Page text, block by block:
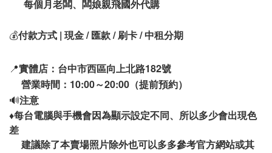
每個月老闆、闆娘親飛國外代購
💰付款方式 | 現金 / 匯款 / 刷卡 / 中租分期
📍實體店：台中市西區向上北路182號
營業時間：10:00～20:00（提前預約）
🔊注意
♦️每台電腦與手機會因為顯示設定不同、所以多少會出現色
差
建議除了本賣場照片除外也可以多多參考官方網站或其